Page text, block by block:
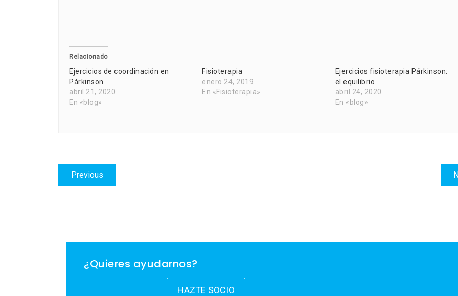
Relacionado
Ejercicios de coordinación en
Párkinson
abril 21, 2020
En «blog»
Fisioterapia
enero 24, 2019
En «Fisioterapia»
Ejercicios fisioterapia Párkinson:
el equilibrio
abril 24, 2020
En «blog»
Navegación
de
Previous
post:
¿Quieres ayudarnos?
HAZTE SOCIO